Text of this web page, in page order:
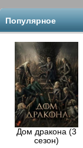
Популярное
Дом дракона (3
сезон)